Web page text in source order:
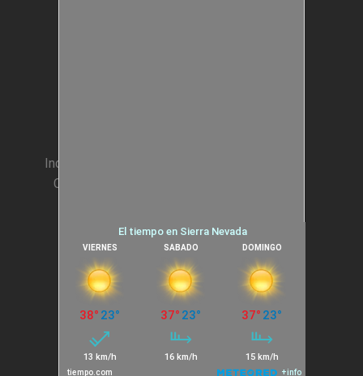
Incentivos para Empresas
Condiciones generales